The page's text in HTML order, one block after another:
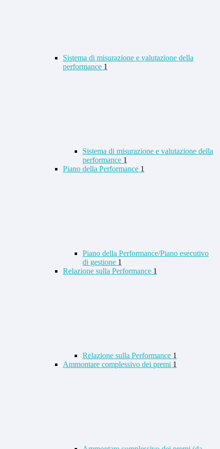
Sistema di misurazione e valutazione della
performance 1
Sistema di misurazione e valutazione della
performance 1
Piano della Performance 1
Piano della Performance/Piano esecutivo
di gestione 1
Relazione sulla Performance 1
Relazione sulla Performance 1
Ammontare complessivo dei premi 1